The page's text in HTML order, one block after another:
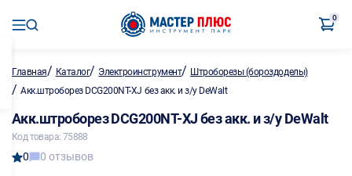
0
Главная/ Каталог/ Электроинструмент/ Штроборезы (бороздоделы)
/ Акк.штроборез DCG200NT-XJ без акк. и з/у DeWalt
Акк.штроборез DCG200NT-XJ без акк. и з/у DeWalt
Код товара: 75888
0 0 отзывов